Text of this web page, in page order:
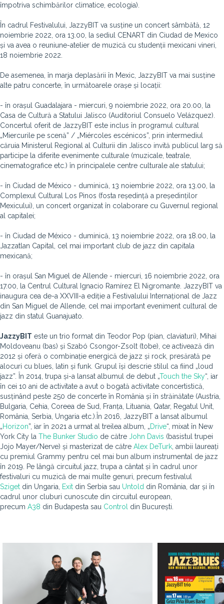
împotriva schimbărilor climatice, ecologia).
În cadrul Festivalului, JazzyBIT va susține un concert sâmbătă, 12
noiembrie 2022, ora 13.00, la sediul CENART din Ciudad de Mexico
și va avea o reuniune-atelier de muzică cu studenții mexicani vineri,
18 noiembrie 2022.
De asemenea, în marja deplasării în Mexic, JazzyBIT va mai susține
alte patru concerte, în următoarele orașe și locații:
- în orașul Guadalajara - miercuri, 9 noiembrie 2022, ora 20.00, la
Casa de Cultură a Statului Jalisco (Auditoriul Consuelo Velázquez).
Concertul oferit de JazzyBIT este inclus în programul cultural
„Miercurile pe scenă” / „Miércoles escénicos”, prin intermediul
căruia Ministerul Regional al Culturii din Jalisco invită publicul larg să
participe la diferite evenimente culturale (muzicale, teatrale,
cinematografice etc.) în principalele centre culturale ale statului;
- în Ciudad de México - duminică, 13 noiembrie 2022, ora 13.00, la
Complexul Cultural Los Pinos (fosta reședință a președinților
Mexicului), un concert organizat în colaborare cu Guvernul regional
al capitalei;
- în Ciudad de México - duminică, 13 noiembrie 2022, ora 18.00, la
Jazzatlan Capital, cel mai important club de jazz din capitala
mexicană;
- în orașul San Miguel de Allende - miercuri, 16 noiembrie 2022, ora
17.00, la Centrul Cultural Ignacio Ramírez El Nigromante. JazzyBIT va
inaugura cea de-a XXVIII-a ediție a Festivalului Internațional de Jazz
din San Miguel de Allende, cel mai important eveniment cultural de
jazz din statul Guanajuato.
JazzyBIT este un trio format din Teodor Pop (pian, claviaturi), Mihai
Moldoveanu (bas) și Szabó Csongor-Zsolt (tobe), ce activează din
2012 și oferă o combinație energică de jazz și rock, presărată pe
alocuri cu blues, latin și funk. Grupul își descrie stilul ca fiind „loud
jazz”. În 2014, trupa și-a lansat albumul de debut „Touch the Sky“, iar
în cei 10 ani de activitate a avut o bogată activitate concertistică,
susținând peste 250 de concerte în România și în străinătate (Austria,
Bulgaria, Cehia, Coreea de Sud, Franța, Lituania, Qatar, Regatul Unit,
România, Serbia, Ungaria etc.).În 2016, JazzyBIT a lansat albumul
„Horizon”, iar în 2021 a urmat al treilea album, „Drive“, mixat în New
York City la The Bunker Studio de către John Davis (basistul trupei
Jojo Mayer/Nerve) și masterizat de către Alex DeTurk , ambii laureați
cu premiul Grammy pentru cel mai bun album instrumental de jazz
în 2019. Pe lângă circuitul jazz, trupa a cântat și în cadrul unor
festivaluri cu muzică de mai multe genuri, precum festivalul
Sziget din Ungaria, Exit din Serbia sau Untold din România, dar și în
cadrul unor cluburi cunoscute din circuitul european,
precum A38 din Budapesta sau Control din București.